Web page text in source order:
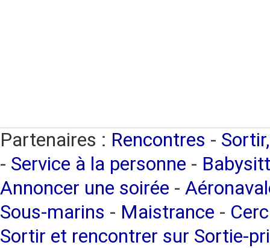
Partenaires : Rencontres -
- Service à la personne -
Annoncer une soirée -
Sous-marins - Maistrance -
Sortir et rencontrer sur Sortie-